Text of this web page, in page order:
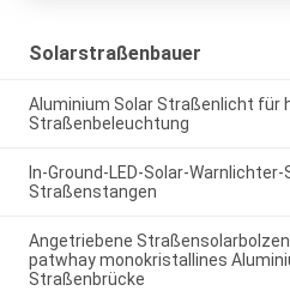
Solarstraßenbauer
Aluminium Solar Straßenlicht für
Straßenbeleuchtung
In-Ground-LED-Solar-
Straßenstangen
Angetriebene
patwhay monokristallines
Straßenbrücke